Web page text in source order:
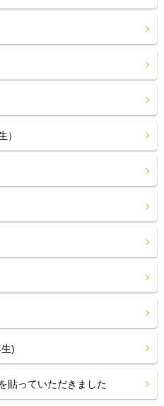
）
)
貼っていただきました